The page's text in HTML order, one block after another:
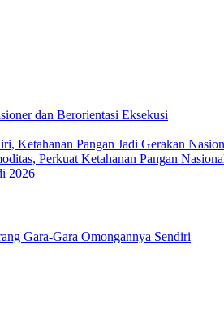
dan Berorientasi Eksekusi
Ketahanan Pangan Jadi Gerakan
Perkuat Ketahanan Pangan
2026
Gara-Gara Omongannya Sendiri